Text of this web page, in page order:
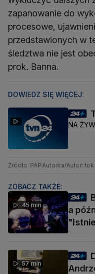
zapanowanie do
procesowe,
przedstawionych w
śledztwa nie jest
prok. Banna.
DOWIEDZ SIĘ WIĘCEJ:
NA
Źródło: PAPAutorka/Autor: tok
ZOBACZ TAKŻE:
45 min
a
57 min